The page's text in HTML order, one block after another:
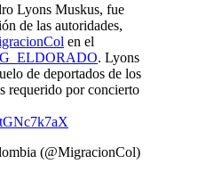
Lyons Muskus, fue
de las autoridades,
en el
. Lyons
de deportados de los
requerido por concierto
(@MigracionCol)